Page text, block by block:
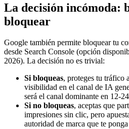
La decisión incómoda:
bloquear
Google también permite bloquear tu
desde Search Console (opción
2026). La decisión no es trivial:
Si bloqueas, proteges tu tráfico
visibilidad en el canal de IA
será el canal dominante en 12-
Si no bloqueas, aceptas que
impresiones sin clic, pero
autoridad de marca que te